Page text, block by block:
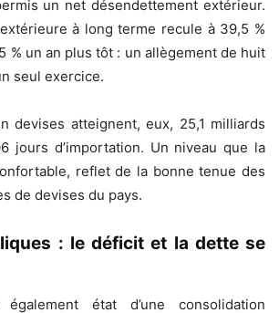
un net désendettement extérieur.
à long terme recule à 39,5 %
% un an plus tôt : un allègement de huit
seul exercice.
devises atteignent, eux, 25,1 milliards
jours d’importation. Un niveau que la
reflet de la bonne tenue des
de devises du pays.
: le déficit et la dette se
état d’une consolidation